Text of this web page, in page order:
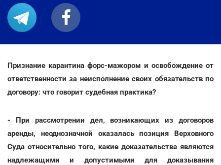
Признание карантина форс-мажором и освобождение от
ответственности за неисполнение своих обязательств по
договору: что говорит судебная практика?
- При рассмотрении дел, возникающих из договоров
аренды, неоднозначной оказалась позиция Верховного
Суда относительно того, какие доказательства являются
надлежащими и допустимыми для доказывания